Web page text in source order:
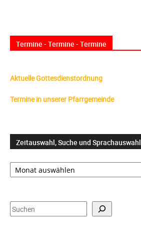
Termine - Termine - Termine
Aktuelle Gottesdienstordnung
Termine in unserer Pfarrgemeinde
Zeitauswahl, Suche und Sprachauswahl
Zeitauswahl,
Suche
Suchen